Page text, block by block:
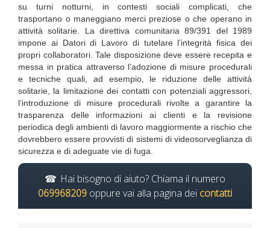
su turni notturni, in contesti sociali complicati, che
trasportano o maneggiano merci preziose o che operano in
attività solitarie. La direttiva comunitaria 89/391 del 1989
impone ai Datori di Lavoro di tutelare l’integrità fisica dei
propri collaboratori. Tale disposizione deve essere recepita e
messa in pratica attraverso l’adozione di misure procedurali
e tecniche quali, ad esempio, le riduzione delle attività
solitarie, la limitazione dei contatti con potenziali aggressori,
l’introduzione di misure procedurali rivolte a garantire la
trasparenza delle informazioni ai clienti e la revisione
periodica degli ambienti di lavoro maggiormente a rischio che
dovrebbero essere provvisti di sistemi di videosorveglianza di
sicurezza e di adeguate vie di fuga.
Hai bisogno di aiuto? Chiama il numero
069968209 oppure vai alla pagina dei contatti